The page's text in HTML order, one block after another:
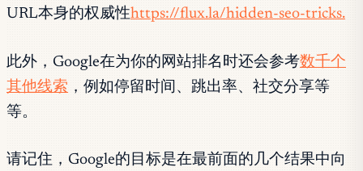
URL本身的权威性https://flux.la/hidden-seo-tricks.
此外，Google在为你的网站排名时还会参考数千个
其他线索 ，例如停留时间、跳出率、社交分享等
等。
请记住，Google的目标是在最前面的几个结果中向